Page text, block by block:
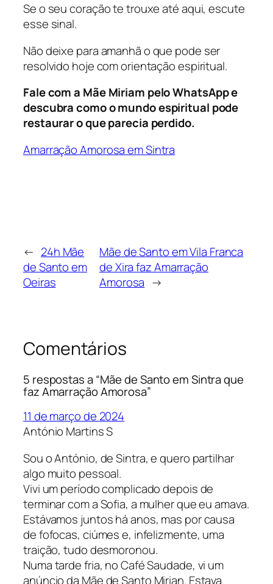
Se o seu coração te trouxe até aqui, escute
esse sinal.
Não deixe para amanhã o que pode ser
resolvido hoje com orientação espiritual.
Fale com a Mãe Miriam pelo WhatsApp e
descubra como o mundo espiritual pode
restaurar o que parecia perdido.
Amarração Amorosa em Sintra
← 24h Mãe
de Santo em
Oeiras
Mãe de Santo em Vila Franca
de Xira faz Amarração
Amorosa →
Comentários
5 respostas a “Mãe de Santo em Sintra que
faz Amarração Amorosa”
11 de março de 2024
António Martins S
Sou o António, de Sintra, e quero partilhar
algo muito pessoal.
Vivi um período complicado depois de
terminar com a Sofia, a mulher que eu amava.
Estávamos juntos há anos, mas por causa
de fofocas, ciúmes e, infelizmente, uma
traição, tudo desmoronou.
Numa tarde fria, no Café Saudade, vi um
anúncio da Mãe de Santo Mirian. Estava